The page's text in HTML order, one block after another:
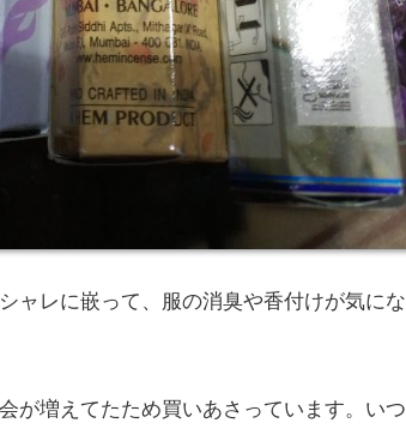
ャレに嵌って、服の消臭や香付けが気にな
が増えてたため買いあさっています。いつ